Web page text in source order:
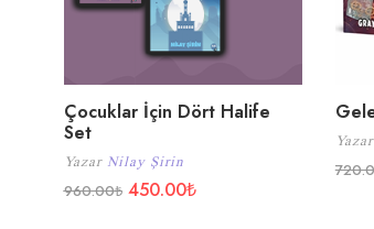
Çocuklar İçin Dört Halife
Set
Yazar Nilay Şirin
960.00₺ 450.00₺
Yazar